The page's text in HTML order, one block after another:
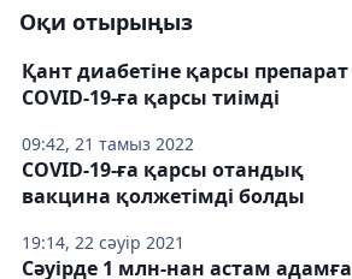
Оқи отырыңыз
09:42, 21 тамыз 2022
Қант диабетіне қарсы препарат
COVID-19-ға қарсы тиімді
19:14, 22 сәуір 2021
COVID-19-ға қарсы отандық
вакцина қолжетімді болды
Сәуірде 1 млн-нан астам адамға